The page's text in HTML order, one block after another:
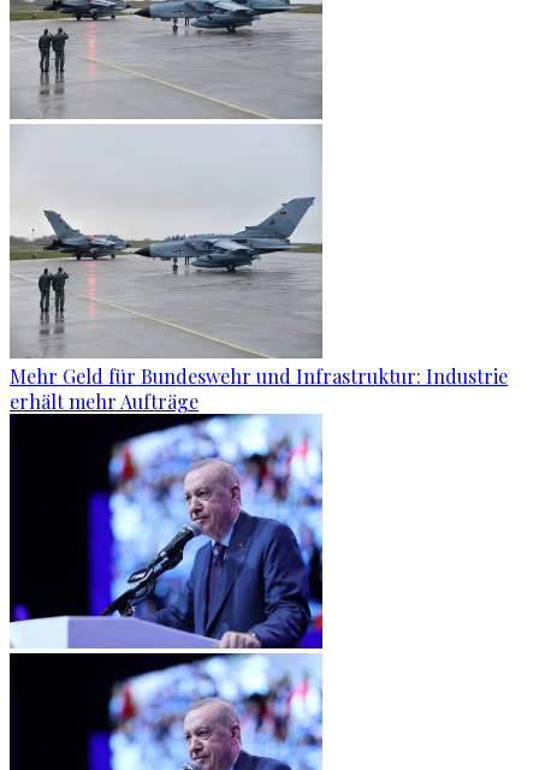
Mehr Geld für Bundeswehr und Infrastruktur: Industrie
erhält mehr Aufträge